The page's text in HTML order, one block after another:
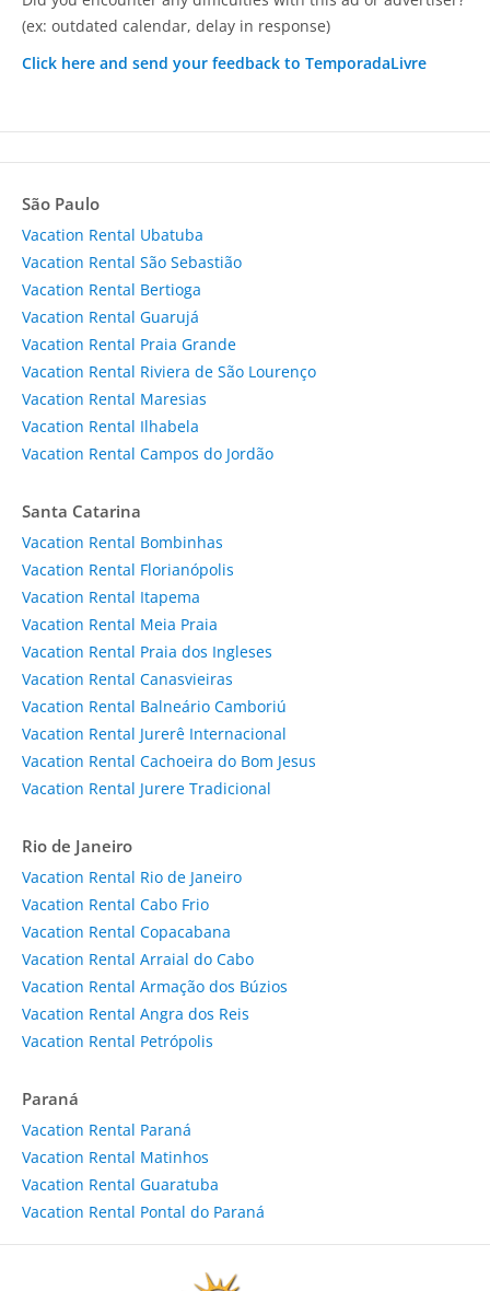
(ex: outdated calendar, delay in response)
Click here and send your feedback to TemporadaLivre
São Paulo
Vacation Rental Ubatuba
Vacation Rental São Sebastião
Vacation Rental Bertioga
Vacation Rental Guarujá
Vacation Rental Praia Grande
Vacation Rental Riviera de São Lourenço
Vacation Rental Maresias
Vacation Rental Ilhabela
Vacation Rental Campos do Jordão
Santa Catarina
Vacation Rental Bombinhas
Vacation Rental Florianópolis
Vacation Rental Itapema
Vacation Rental Meia Praia
Vacation Rental Praia dos Ingleses
Vacation Rental Canasvieiras
Vacation Rental Balneário Camboriú
Vacation Rental Jurerê Internacional
Vacation Rental Cachoeira do Bom Jesus
Vacation Rental Jurere Tradicional
Rio de Janeiro
Vacation Rental Rio de Janeiro
Vacation Rental Cabo Frio
Vacation Rental Copacabana
Vacation Rental Arraial do Cabo
Vacation Rental Armação dos Búzios
Vacation Rental Angra dos Reis
Vacation Rental Petrópolis
Paraná
Vacation Rental Paraná
Vacation Rental Matinhos
Vacation Rental Guaratuba
Vacation Rental Pontal do Paraná